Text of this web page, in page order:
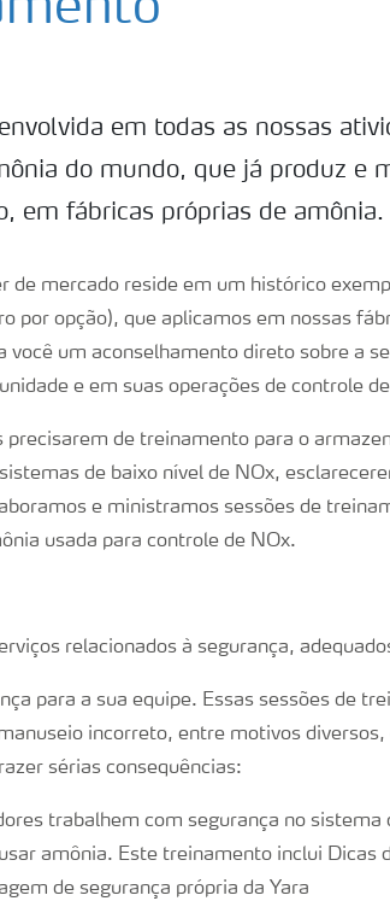
em todas as nossas
do mundo, que já produz e
em fábricas próprias de amônia.
de mercado reside em um histórico
por opção), que aplicamos em nossas
você um aconselhamento direto sobre a
e em suas operações de controle
precisarem de treinamento para o
de baixo nível de NOx,
e ministramos sessões de
usada para controle de NOx.
relacionados à segurança,
para a sua equipe. Essas sessões de
incorreto, entre motivos diversos,
sérias consequências:
trabalhem com segurança no sistema
amônia. Este treinamento inclui Dicas
de segurança própria da Yara